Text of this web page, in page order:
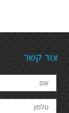
צור קשר